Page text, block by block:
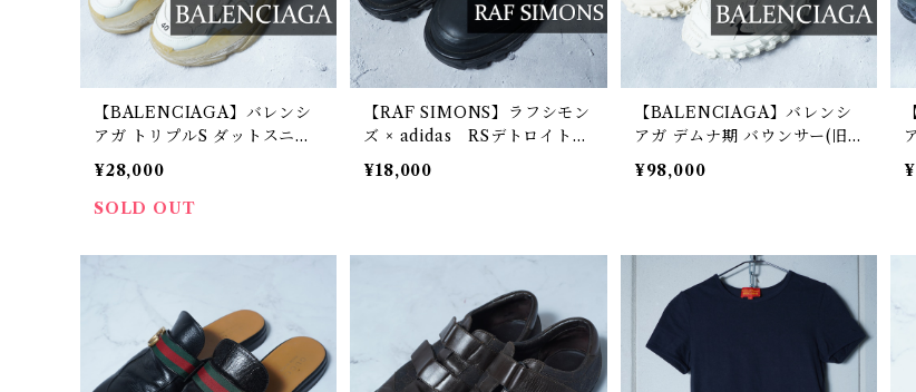
【BALENCIAGA】バレンシ
アガ トリプルS ダットスニー
カー white
¥28,000
SOLD OUT
【RAF SIMONS】ラフシモン
ズ × adidas RSデトロイトラ
ンナー black
¥18,000
【BALENCIAGA】バレンシ
アガ デムナ期 バウンサー(旧
ディフェンダー)チャンキーソ
ールスニーカー white
¥98,000